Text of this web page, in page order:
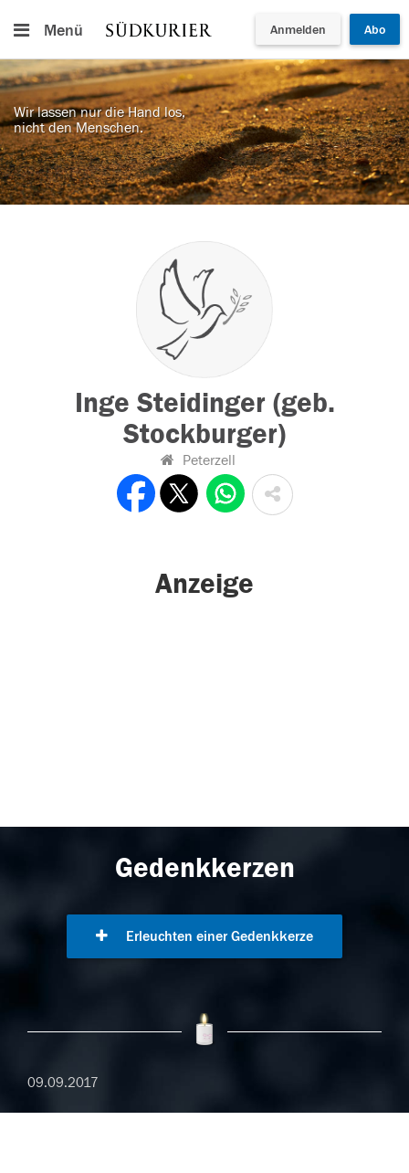
Menü Anmelden Abo
Wir lassen nur die Hand los,
nicht den Menschen.
Inge Steidinger (geb.
Stockburger)
Peterzell
Anzeige
Gedenkkerzen
Erleuchten einer Gedenkkerze
09.09.2017